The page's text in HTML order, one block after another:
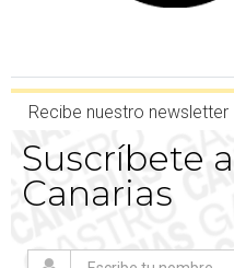
Recibe nuestro newsletter
Suscríbete
Canarias